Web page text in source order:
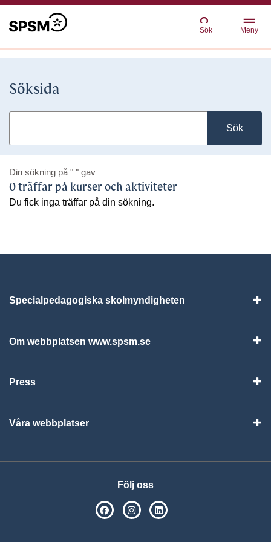
Sök Meny
Söksida
Sök
Din sökning på " " gav
0 träffar på kurser och aktiviteter
Du fick inga träffar på din sökning.
Specialpedagogiska skolmyndigheten
Om webbplatsen www.spsm.se
Press
Våra webbplatser
Följ oss
SPSM på Facebook
SPSM på Instagram